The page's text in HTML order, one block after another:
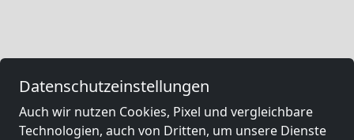
Datenschutzeinstellungen
Auch wir nutzen Cookies, Pixel und vergleichbare
Technologien, auch von Dritten, um unsere Dienste